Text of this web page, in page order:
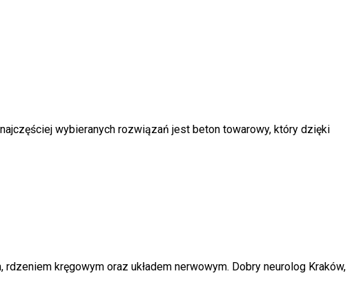
wybieranych rozwiązań jest beton towarowy, który dzięki
kręgowym oraz układem nerwowym. Dobry neurolog Kraków,